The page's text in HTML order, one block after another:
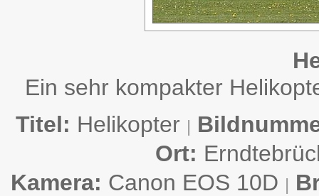
Ein sehr kompakter
Titel: Helikopter |
Ort:
Kamera: Canon EOS 10D |